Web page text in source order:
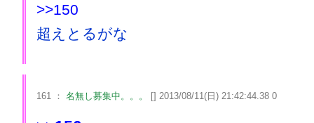
>>150
超えとるがな
161 ： 名無し募集中。。。 [] 2013/08/11(日) 21:42:44.38 0